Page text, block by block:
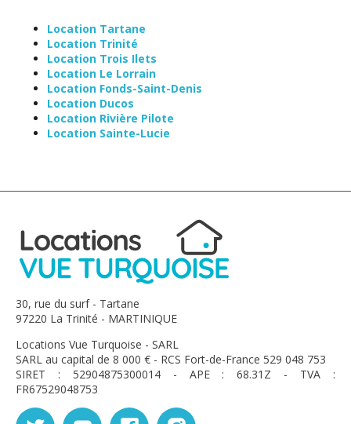
Location Tartane
Location Trinité
Location Trois Ilets
Location Le Lorrain
Location Fonds-Saint-Denis
Location Ducos
Location Rivière Pilote
Location Sainte-Lucie
30, rue du surf - Tartane
97220 La Trinité - MARTINIQUE
Locations Vue Turquoise - SARL
SARL au capital de 8 000 € - RCS Fort-de-France 529 048 753
SIRET : 52904875300014 - APE : 68.31Z - TVA :
FR67529048753